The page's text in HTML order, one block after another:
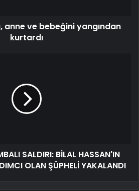
anne ve bebeğini yangından
kurtardı
SALDIRI: BİLAL HASSAN'IN
OLAN ŞÜPHELİ YAKALANDI